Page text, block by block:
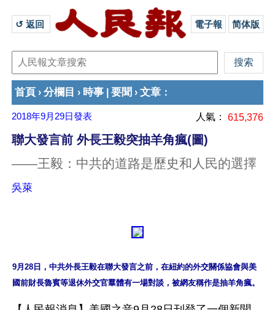
↺ 返回 電子報 简体版
首頁 › 分欄目 › 時事 要聞 › 文章 ：
2018年9月29日發表 人氣： 615,376
聯大發言前 外長王毅突抽羊角瘋(圖)
——王毅：中共的道路是歷史和人民的選擇
吳萊
9月28日，中共外長王毅在聯大發言之前，在紐約的外交關係協會與美
國前財長魯賓等退休外交官羣體有一場對談，被網友稱作是抽羊角瘋。